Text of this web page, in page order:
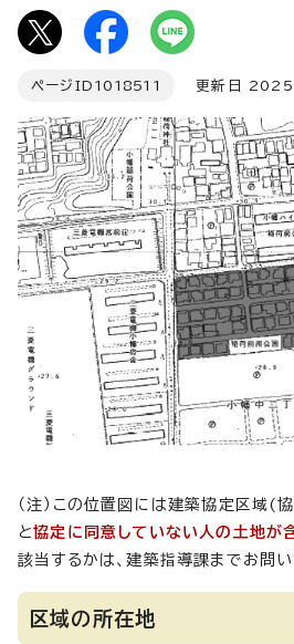
ページID 1018511 更新日 2025
（注）この位置図には建築協定区域(
と協定に同意していない人の土地が
該当するかは、建築指導課までお問い
区域の所在地